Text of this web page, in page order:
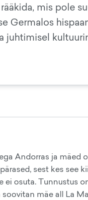
mis pole
Germalos
juhtimisel
Andorras ja mäed
sest kes see
ei osuta. Tunnustus
mäe all La